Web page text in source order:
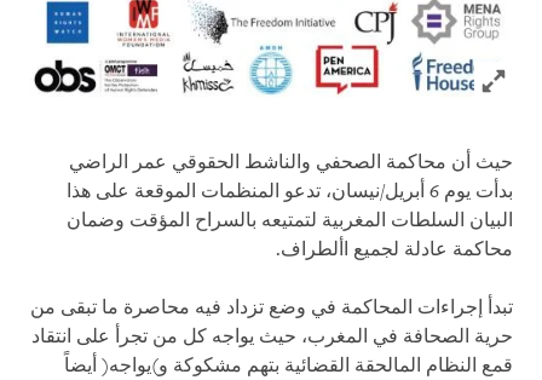
Click to expand Image
حيث أن محاكمة الصحفي والناشط الحقوقي عمر الراضي
بدأت يوم 6 أبريل/نيسان، تدعو المنظمات الموقعة على هذا
البيان السلطات المغربية لتمتيعه بالسراح المؤقت وضمان
محاكمة عادلة لجميع األطراف.
تبدأ إجراءات المحاكمة في وضع تزداد فيه محاصرة ما تبقى من
حرية الصحافة في المغرب، حيث يواجه كل من تجرأ على انتقاد
قمع النظام المالحقة القضائية بتهم مشكوكة و)يواجه( أيضاً